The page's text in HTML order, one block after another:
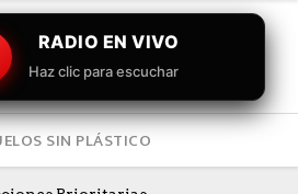
RADIO EN VIVO
Haz clic para escuchar
SIN PLÁSTICO